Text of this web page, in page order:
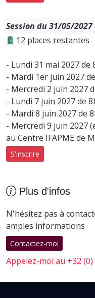
Session du 31/05/
12 places restantes
- Lundi 31 mai 2027 de
- Mardi 1er juin 2027
- Mercredi 2 juin 2027
- Lundi 7 juin 2027 de
- Mardi 8 juin 2027 de
- Mercredi 9 juin 2027
au Centre IFAPME de
S'inscrire
Plus d'infos
N'hésitez pas à
amples informations
Contactez-moi
Appelez-moi au +32 (0)